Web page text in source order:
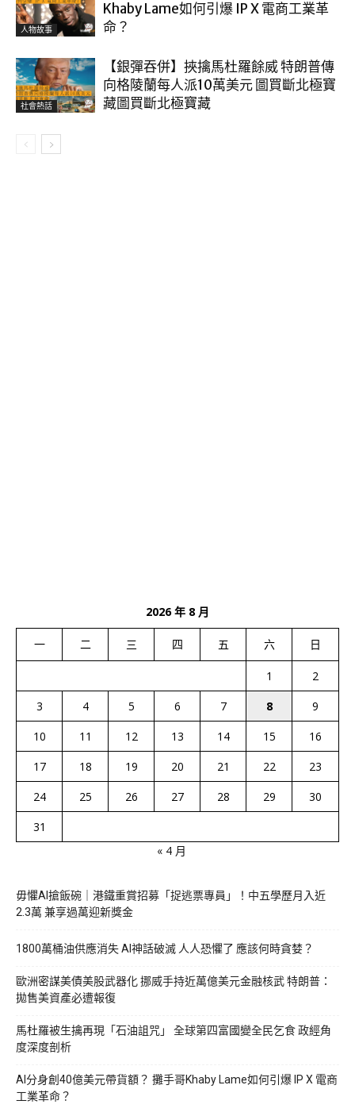
人物故事
Khaby Lame如何引爆 IP X 電商工業革
命？
社會熱話
【銀彈吞併】挾擒馬杜羅餘威 特朗普傳
向格陵蘭每人派10萬美元 圖買斷北極寶
藏圖買斷北極寶藏
2026 年 8 月
一 二 三 四 五 六 日
1
2
3
4 5 6 7 8
9
10
11 12 13 14 15
16
17
18 19 20 21 22
23
24
25 26 27 28 29
30
31
« 4 月
毋懼AI搶飯碗｜港鐵重賞招募「捉逃票專員」！中五學歷月入近
2.3萬 兼享過萬迎新獎金
1800萬桶油供應消失 AI神話破滅 人人恐懼了 應該何時貪婪？
歐洲密謀美債美股武器化 挪威手持近萬億美元金融核武 特朗普：
拋售美資產必遭報復
馬杜羅被生擒再現「石油詛咒」 全球第四富國變全民乞食 政經角
度深度剖析
AI分身創40億美元帶貨額？ 攤手哥Khaby Lame如何引爆 IP X 電商
工業革命？